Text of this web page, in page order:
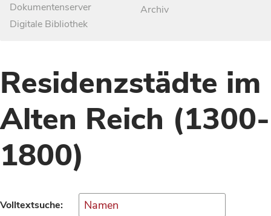
Dokumentenserver
Digitale Bibliothek
Archiv
Residenzstädte im
Alten Reich (1300-
1800)
Volltextsuche: